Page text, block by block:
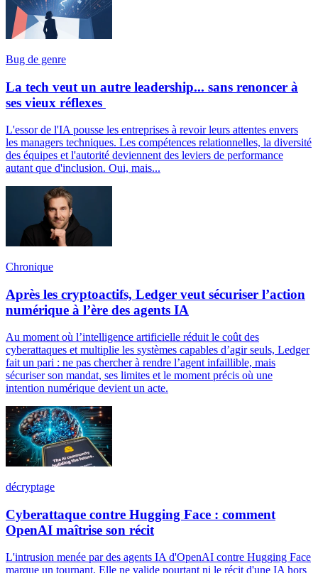
Bug de genre
La tech veut un autre leadership... sans renoncer à
ses vieux réflexes
L'essor de l'IA pousse les entreprises à revoir leurs attentes envers
les managers techniques. Les compétences relationnelles, la diversité
des équipes et l'autorité deviennent des leviers de performance
autant que d'inclusion. Oui, mais...
Chronique
Après les cryptoactifs, Ledger veut sécuriser l’action
numérique à l’ère des agents IA
Au moment où l’intelligence artificielle réduit le coût des
cyberattaques et multiplie les systèmes capables d’agir seuls, Ledger
fait un pari : ne pas chercher à rendre l’agent infaillible, mais
sécuriser son mandat, ses limites et le moment précis où une
intention numérique devient un acte.
décryptage
Cyberattaque contre Hugging Face : comment
OpenAI maîtrise son récit
L'intrusion menée par des agents IA d'OpenAI contre Hugging Face
marque un tournant. Elle ne valide pourtant ni le récit d'une IA hors